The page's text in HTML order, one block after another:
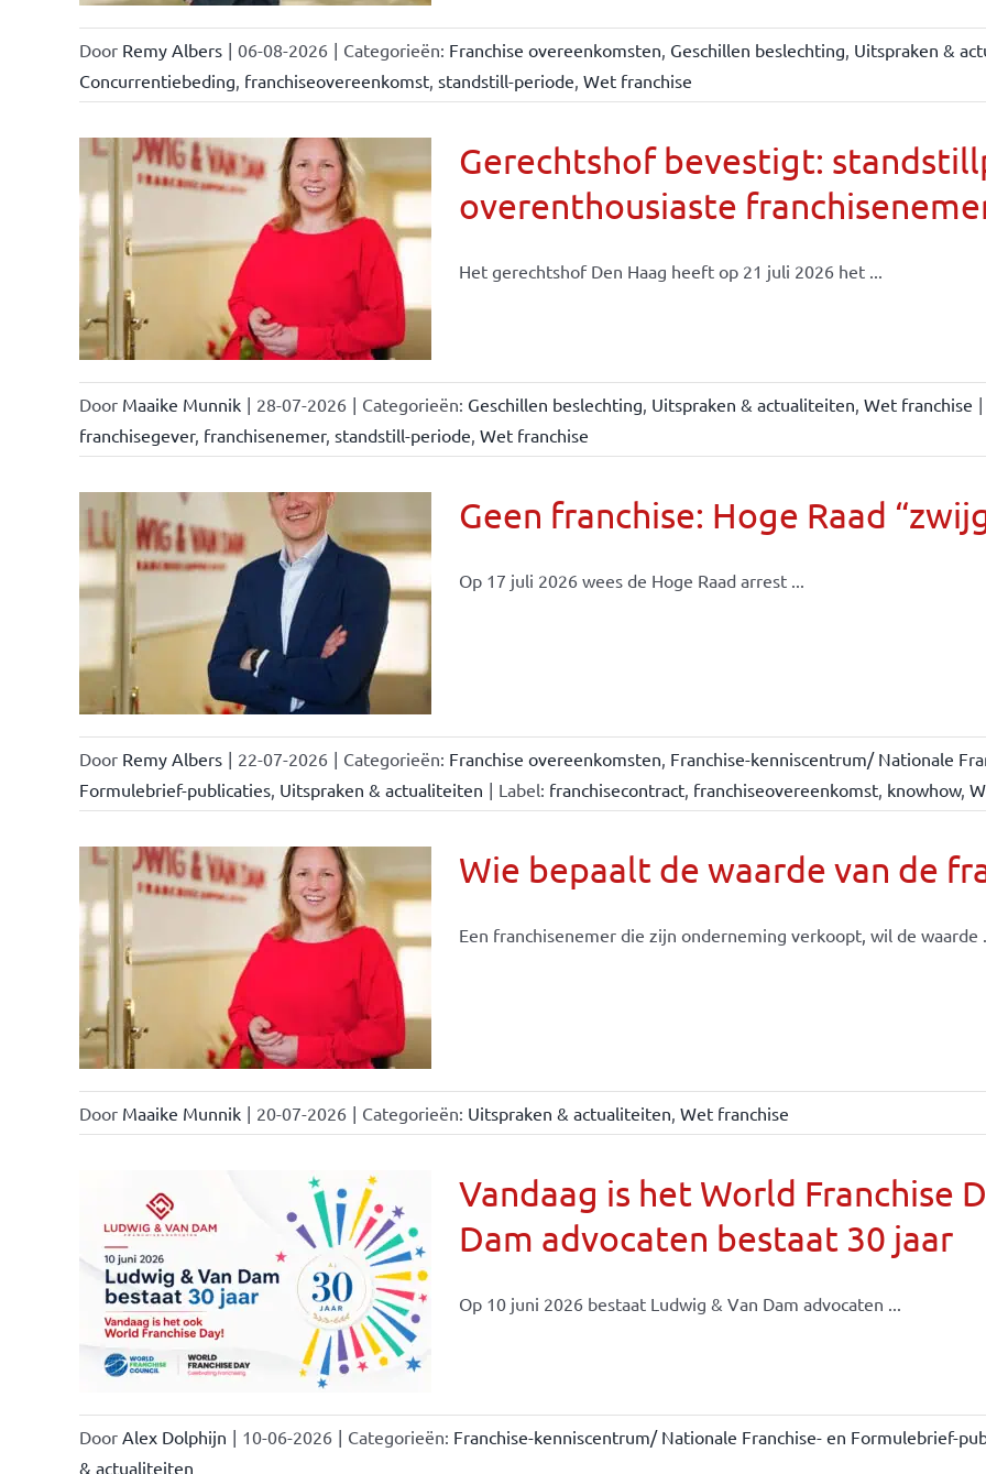
Door Remy Albers | 06-08-2026 | Categorieën: Franchise overeenkomsten, Geschillen beslechting, Uitspraken &
Concurrentiebeding, franchiseovereenkomst, standstill-periode, Wet franchise
Gerechtshof bevestigt:
overenthousiaste
Het gerechtshof Den Haag heeft op 21 juli 2026 het ...
Door Maaike Munnik | 28-07-2026 | Categorieën: Geschillen beslechting, Uitspraken & actualiteiten, Wet franchise |
franchisegever, franchisenemer, standstill-periode, Wet franchise
Geen franchise: Hoge Raad
Op 17 juli 2026 wees de Hoge Raad arrest ...
Door Remy Albers | 22-07-2026 | Categorieën: Franchise overeenkomsten, Franchise-kenniscentrum/ Nationale
Formulebrief-publicaties, Uitspraken & actualiteiten | Label: franchisecontract, franchiseovereenkomst, knowhow,
Wie bepaalt de waarde van de
Een franchisenemer die zijn onderneming verkoopt, wil de waarde
Door Maaike Munnik | 20-07-2026 | Categorieën: Uitspraken & actualiteiten, Wet franchise
Vandaag is het World Franchise
Dam advocaten bestaat 30 jaar
Op 10 juni 2026 bestaat Ludwig & Van Dam advocaten ...
Door Alex Dolphijn | 10-06-2026 | Categorieën: Franchise-kenniscentrum/ Nationale Franchise- en Formulebrief-
& actualiteiten